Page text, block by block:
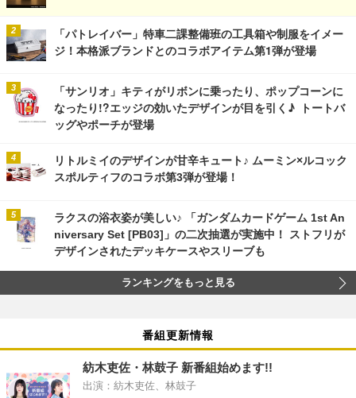
「パトレイバー」特車二課整備班の工具箱や制服をイメー
ジ！本格派ブランドとのコラボアイテム第1弾が登場
「サンリオ」キティがリボンに乗ったり、ポップコーンに
なったり!?エッジの効いたデザインが目を引く♪ トートバ
ッグやポーチが登場
リトルミイのデザインが甘辛キュート♪ ムーミン×ルコック
スポルティフのコラボ第3弾が登場！
ラクスの浴衣姿が美しい♪ 「ガンダムカードゲーム 1st An
niversary Set [PB03]」の二次抽選が実施中！ ストフリが
デザインされたデッキケースやスリーブも
ランキングをもっと見る
番組更新情報
紡木吏佐・林鼓子 新番組始めます!!
出演：紡木吏佐、林鼓子